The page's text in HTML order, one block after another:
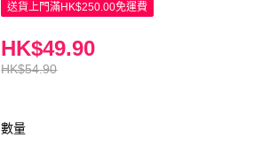
送貨上門滿HK$250.00免運費
HK$54.90
HK$49.90
數量